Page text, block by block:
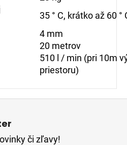
35 ° C, krátko až 60 °
4 mm
20 metrov
510 l / min (pri 10m
priestoru)
či zľavy!